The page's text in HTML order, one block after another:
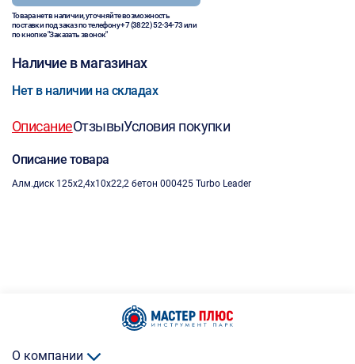
Товара нет в наличии, уточняйте возможность
поставки под заказ по телефону+7 (3822) 52-34-73или
по кнопке "Заказать звонок"
Наличие в магазинах
Нет в наличии на складах
ОписаниеОтзывыУсловия покупки
Описание товара
Алм.диск 125х2,4х10х22,2 бетон 000425 Turbo Leader
О компании